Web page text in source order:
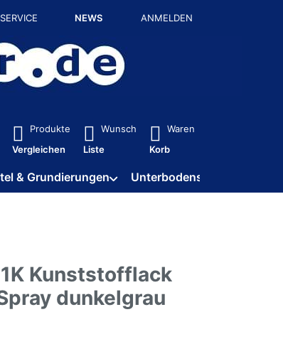
SERVICE NEWS ANMELDEN
Ergebnisse. Drücken Sie die Eingabetaste, um alle
Produkte
Vergleichen
Wunsch
Liste
Waren
Korb
& Grundierungen Unterbodenschutz / HV
Kunststofflack
dunkelgrau